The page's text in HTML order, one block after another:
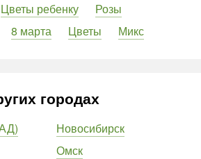
Цветы ребенку
Розы
8 марта Цветы Микс
городах
Новосибирск
Омск